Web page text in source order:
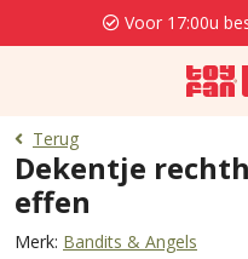
Voor 17:00u
Terug
Dekentje
effen
Merk: Bandits & Angels